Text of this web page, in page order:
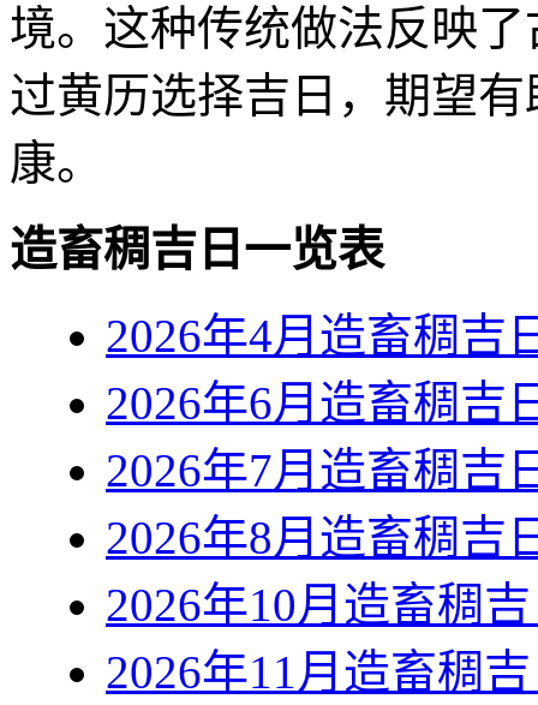
境。这种传统做法反映
过黄历选择吉日，期望
康。
造畜稠吉日一览表
2026年4月造畜稠吉
2026年6月造畜稠吉
2026年7月造畜稠吉
2026年8月造畜稠吉
2026年10月造畜稠
2026年11月造畜稠